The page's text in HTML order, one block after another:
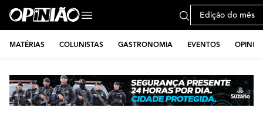
Edição do mês
MATÉRIAS COLUNISTAS GASTRONOMIA EVENTOS